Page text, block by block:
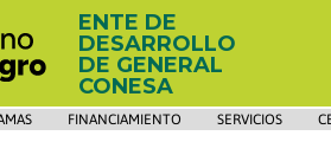
ENTE DE
DESARROLLO
DE GENERAL
CONESA
FINANCIAMIENTO SERVICIOS